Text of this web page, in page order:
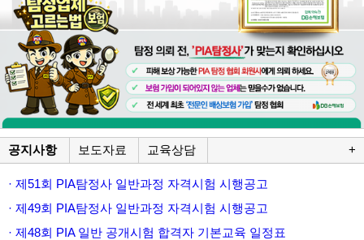
공지사항 보도자료 교육상담 +
· 제51회 PIA탐정사 일반과정 자격시험 시행공고
· 제49회 PIA탐정사 일반과정 자격시험 시행공고
· 제48회 PIA 일반 공개시험 합격자 기본교육 일정표